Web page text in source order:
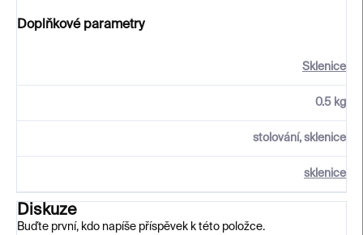
Doplňkové parametry
Sklenice
0.5 kg
stolování, sklenice
sklenice
Diskuze
Buďte první, kdo napíše příspěvek k této položce.